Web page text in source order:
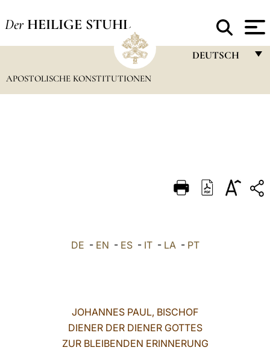
Der HEILIGE STUHL
DEUTSCH
DEUTSCH
العربيّة
APOSTOLISCHE KONSTITUTIONEN
DE - EN - ES- IT- LA- PT
JOHANNES PAUL, BISCHOF
DIENER DER DIENER GOTTES
ZUR BLEIBENDEN ERINNERUNG